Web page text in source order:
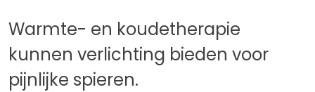
Warmte- en koudetherapie
kunnen verlichting bieden voor
pijnlijke spieren.